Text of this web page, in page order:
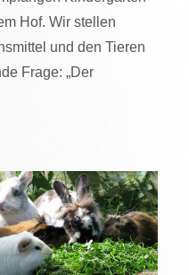
Hof. Wir stellen
und den Tieren
Frage: „Der